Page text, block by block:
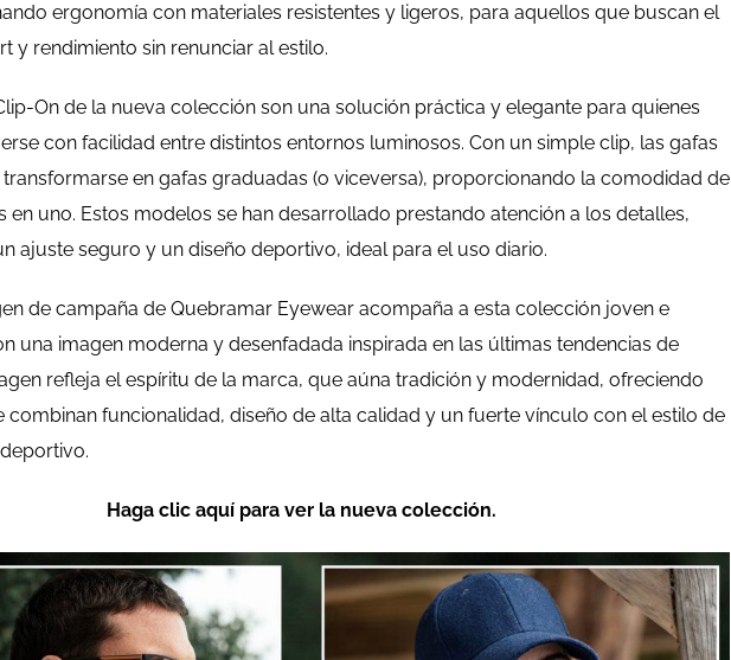
ergonomía con materiales resistentes y ligeros, para aquellos que buscan el
y rendimiento sin renunciar al estilo.
On de la nueva colección son una solución práctica y elegante para quienes
con facilidad entre distintos entornos luminosos. Con un simple clip, las gafas
en gafas graduadas (o viceversa), proporcionando la comodidad de
en uno. Estos modelos se han desarrollado prestando atención a los detalles,
ajuste seguro y un diseño deportivo, ideal para el uso diario.
de campaña de Quebramar Eyewear acompaña a esta colección joven e
una imagen moderna y desenfadada inspirada en las últimas tendencias de
refleja el espíritu de la marca, que aúna tradición y modernidad, ofreciendo
funcionalidad, diseño de alta calidad y un fuerte vínculo con el estilo de
Haga clic aquí para ver la nueva colección.